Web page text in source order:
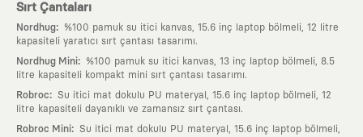
Sırt Çantaları
Nordhug:
%100 pamuk su itici kanvas, 15.6 inç laptop bölmeli, 12 litre
kapasiteli yaratıcı sırt çantası tasarımı.
Nordhug Mini:
%100 pamuk su itici kanvas, 13 inç laptop bölmeli, 8.5
litre kapasiteli kompakt mini sırt çantası tasarımı.
Robroc: Su itici mat dokulu PU materyal, 15.6 inç laptop bölmeli, 12
litre kapasiteli dayanıklı ve zamansız sırt çantası.
Robroc Mini: Su itici mat dokulu PU materyal, 15.6 inç laptop bölmeli,